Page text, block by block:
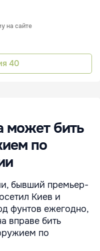
на сайте
40
может бить
по
бывший премьер-
Киев и
фунтов ежегодно,
вправе бить
по